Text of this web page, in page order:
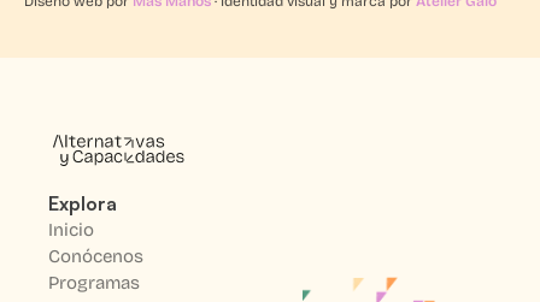
Explora
Inicio
Conócenos
Programas